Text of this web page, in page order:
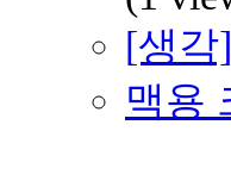
[생각
맥용